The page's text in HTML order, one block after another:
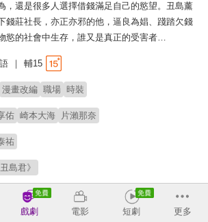
，還是很多人選擇借錢滿足自己的慾望。丑島薰
錢莊社長，亦正亦邪的他，逼良為娼、踐踏欠錢
慾的社會中生存，誰又是真正的受害者…
輔15
漫畫改編 職場 時裝
佑 崎本大海 片瀨那奈
祐
島君》
收回
戲劇 電影 短劇 更多